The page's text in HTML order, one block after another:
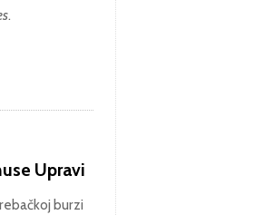
.
Upravi
burzi